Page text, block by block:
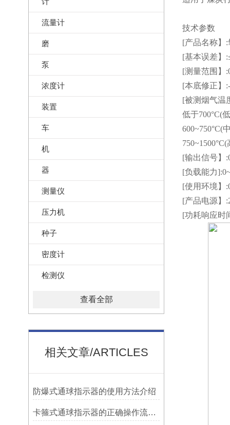
流量计
磨
泵
浓度计
装置
车
机
器
测量仪
压力机
种子
密度计
检测仪
查看全部
相关文章/ARTICLES
防爆式通球指示器的使用方法介绍
卡箍式通球指示器的正确操作流程介绍
技术参数
[产品名称】
[基本误差】
[测量范围】
[本底修正】
[被测烟气温
低于700°C(
600~750°C(
[输出信号】
[负载能力
[使用环境】
[产品电源】
[功耗响应时